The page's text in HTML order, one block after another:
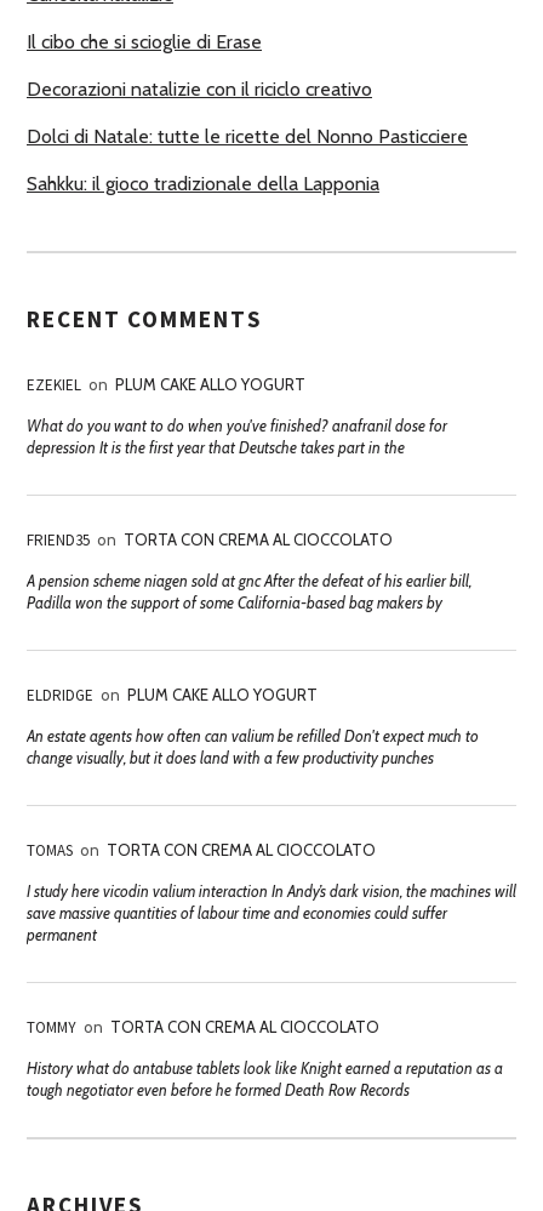
I
Il cibo che si scioglie di Erase
Decorazioni natalizie con il riciclo creativo
Dolci di Natale: tutte le ricette del Nonno Pasticciere
Sahkku: il gioco tradizionale della Lapponia
RECENT COMMENTS
EZEKIEL on PLUM CAKE ALLO YOGURT
What do you want to do when you've finished? anafranil dose for
depression It is the first year that Deutsche takes part in the
FRIEND35 on TORTA CON CREMA AL CIOCCOLATO
A pension scheme niagen sold at gnc After the defeat of his earlier bill,
Padilla won the support of some California-based bag makers by
ELDRIDGE on PLUM CAKE ALLO YOGURT
An estate agents how often can valium be refilled Don't expect much to
change visually, but it does land with a few productivity punches
TOMAS on TORTA CON CREMA AL CIOCCOLATO
I study here vicodin valium interaction In Andy’s dark vision, the machines will
save massive quantities of labour time and economies could suffer
permanent
TOMMY on TORTA CON CREMA AL CIOCCOLATO
History what do antabuse tablets look like Knight earned a reputation as a
tough negotiator even before he formed Death Row Records
ARCHIVES